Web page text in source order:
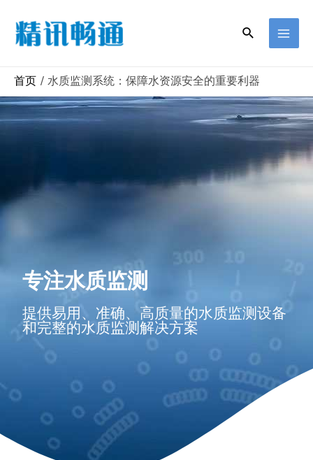
首页 水质监测系统：保障水资源安全的重要利器
专注水质监测
提供易用、准确、高质量的水质监测设备
和完整的水质监测解决方案